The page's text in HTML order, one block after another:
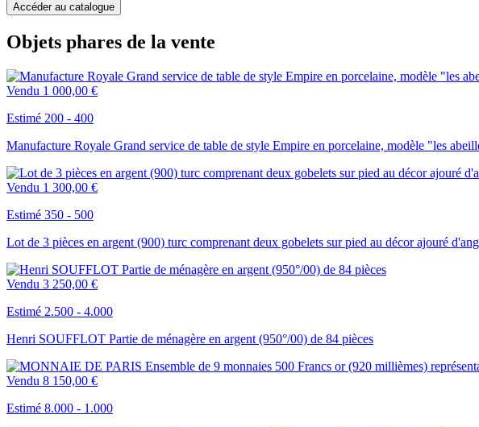
Accéder au catalogue
Objets phares de la vente
Vendu 1 000,00 €
Estimé 200 - 400
Manufacture Royale Grand service de table de style Empire en porcelaine, modèle "les
Vendu 1 300,00 €
Estimé 350 - 500
Lot de 3 pièces en argent (900) turc comprenant deux gobelets sur pied au décor ajouré
Vendu 3 250,00 €
Estimé 2.500 - 4.000
Henri SOUFFLOT Partie de ménagère en argent (950°/00) de 84 pièces
Vendu 8 150,00 €
Estimé 8.000 - 1.000